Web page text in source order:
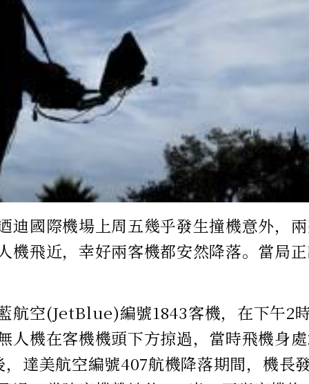
迪國際機場上周五幾乎發生撞機意外，
機飛近，幸好兩客機都安然降落。當局
航空(JetBlue)編號1843客機，在下午2
人機在客機機頭下方掠過，當時飛機身
，達美航空編號407航機降落期間，機長